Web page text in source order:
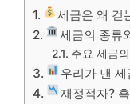
세금은 왜 걷
세금의 종류
주요 세금
우리가 낸
재정적자?